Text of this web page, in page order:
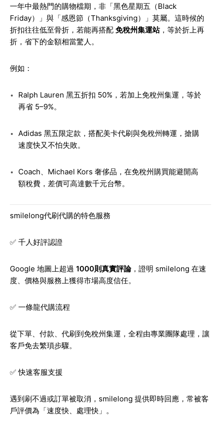
一年中最熱門的購物檔期，非「黑色星期五（Black
Friday）」與「感恩節（Thanksgiving）」莫屬。這時候的
折扣往往低至骨折，若能再搭配 免稅州集運站，等於折上再
折，省下的金額相當驚人。
例如：
Ralph Lauren 黑五折扣 50%，若加上免稅州集運，等於
再省 5–9%。
Adidas 黑五限定款，搭配美卡代刷與免稅州轉運，搶購
速度快又不怕失敗。
Coach、Michael Kors 奢侈品，在免稅州購買能避開高
額稅費，差價可高達數千元台幣。
smilelong代刷代購的特色服務
✅ 千人好評認證
Google 地圖上超過 1000則真實評論，證明 smilelong 在速
度、價格與服務上獲得市場高度信任。
✅ 一條龍代購流程
從下單、付款、代刷到免稅州集運，全程由專業團隊處理，讓
客戶免去繁瑣步驟。
✅ 快速客服支援
遇到刷不過或訂單被取消，smilelong 提供即時回應，常被客
戶評價為「速度快、處理快」。